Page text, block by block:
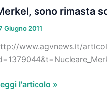
sono rimasta
Giugno 2011
www.agvnews.it/
scioccata
l'articolo »